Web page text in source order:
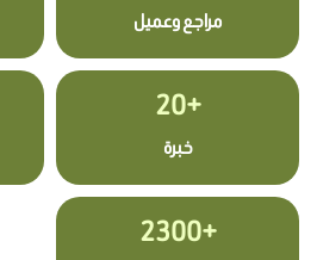
مراجع وعميل
+20
خبرة
+2300